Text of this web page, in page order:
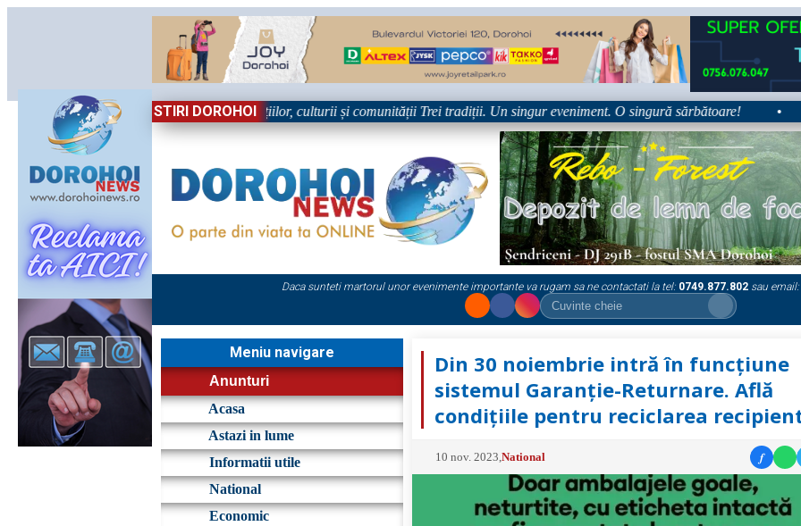
STIRI DOROHOI
Sărbătoare!” – trei zile dedicate tradițiilor, culturii și comunității Trei tradiții. Un singur eveniment. O singură sărbătoare!
Daca sunteti martorul unor evenimente importante va rugam sa ne contactati la tel: 0749.877.802 sau email:
Meniu navigare
Anunturi
Acasa
Astazi in lume
Informatii utile
National
Economic
Din 30 noiembrie intră în funcțiune
sistemul Garanție-Returnare. Află
condițiile pentru reciclarea
10 nov. 2023 ,National f